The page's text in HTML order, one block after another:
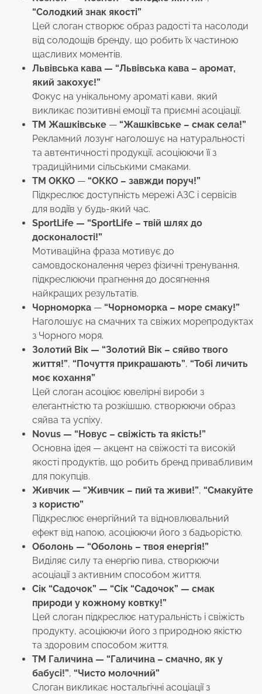
“Солодкий знак якості”
Цей слоган створює образ радості та насолоди
від солодощів бренду, що робить їх частиною
щасливих моментів.
Львівська кава — “Львівська кава – аромат,
який закохує!”
Фокус на унікальному ароматі кави, який
викликає позитивні емоції та приємні асоціації.
TM Жашківське — “Жашківське – смак села!”
Рекламний лозунг наголошує на натуральності
та автентичності продукції, асоціюючи її з
традиційними сільськими смаками.
TM OKKO — “ОККО – завжди поруч!”
Підкреслює доступність мережі АЗС і сервісів
для водіїв у будь-який час.
SportLife — “SportLife – твій шлях до
досконалості!”
Мотиваційна фраза мотивує до
самовдосконалення через фізичні тренування,
підкреслюючи прагнення до досягнення
найкращих результатів.
Чорноморка — “Чорноморка – море смаку!”
Наголошує на смачних та свіжих морепродуктах
з Чорного моря.
Золотий Вік — “Золотий Вік – сяйво твого
життя!”, “Почуття прикрашають”, “Тобі личить
моє кохання”
Цей слоган асоціює ювелірні вироби з
елегантністю та розкішшю, створюючи образ
сяйва та успіху.
Novus — “Новус – свіжість та якість!”
Основна ідея — акцент на свіжості та високій
якості продуктів, що робить бренд привабливим
для покупців.
Живчик — “Живчик – пий та живи!”, “Смакуйте
з користю”
Підкреслює енергійний та відновлювальний
ефект від напою, асоціюючи його з бадьорістю.
Оболонь — “Оболонь – твоя енергія!”
Виділяє силу та енергію пива, створюючи
асоціації з активним способом життя.
Сік “Садочок” — “Сік “Садочок” — смак
природи у кожному ковтку!”
Цей слоган підкреслює натуральність і свіжість
продукту, асоціюючи його з природною якістю
та здоровим способом життя.
ТМ Галичина — “Галичина – смачно, як у
бабусі!”, “Чисто молочний”
Слоган викликає ностальгічні асоціації з